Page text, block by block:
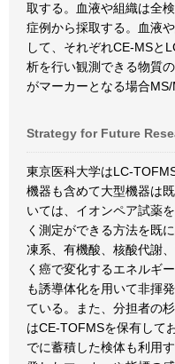
取する。血液や組織は全
症例から採取する。血液
して、それぞれCE-MSと
析を行い観測できる物質
がマーカーとなる場合MS/
Strategy for Future
東京医科大学はLC-
機器も含めて大型機器は
いては、イオンペア試薬
く測定ができる方法を既
凍系、有機酸、核酸代謝
く癌で変化するエネルギ
も誘導体化を用いて非揮
ている。また、分担者の
はCE-TOFMSを保有して
でに蓄積した検体も利用